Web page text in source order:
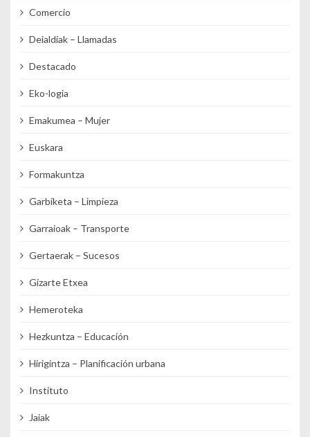
Comercio
Deialdiak – Llamadas
Destacado
Eko-logia
Emakumea – Mujer
Euskara
Formakuntza
Garbiketa – Limpieza
Garraioak – Transporte
Gertaerak – Sucesos
Gizarte Etxea
Hemeroteka
Hezkuntza – Educación
Hirigintza – Planificación urbana
Instituto
Jaiak